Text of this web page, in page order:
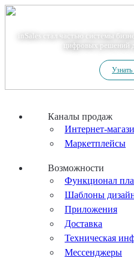
inSales стал частью системы
цифровых решений
Каналы продаж
Интернет-
Маркетплейсы
Возможности
Функционал
Шаблоны
Приложения
Доставка
Техническая
Мессенджеры